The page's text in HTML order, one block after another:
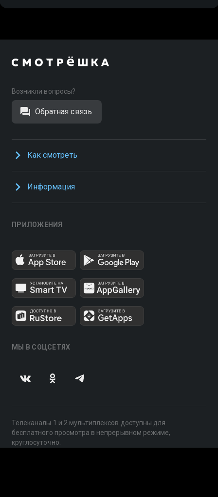
Возникли вопросы?
Обратная связь
Как смотреть
Информация
ПРИЛОЖЕНИЯ
МЫ В СОЦСЕТЯХ
Телеканалы 1 и 2 мультиплексов доступны для
бесплатного просмотра в непрерывном режиме,
круглосуточно.